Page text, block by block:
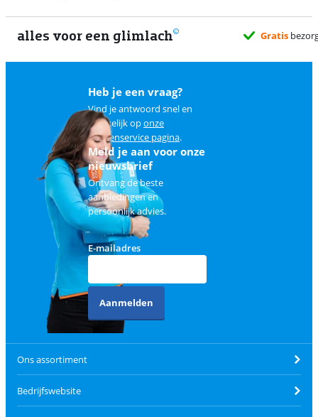
alles voor een glimlach
Heb je een vraag?
Vind je antwoord snel en
makkelijk oponze
klantenservice pagina.
Meld je aan voor onze
nieuwsbrief
Ontvang de beste
aanbiedingen en
persoonlijk advies.
E-mailadres
Aanmelden
Ons assortiment
Bedrijfswebsite